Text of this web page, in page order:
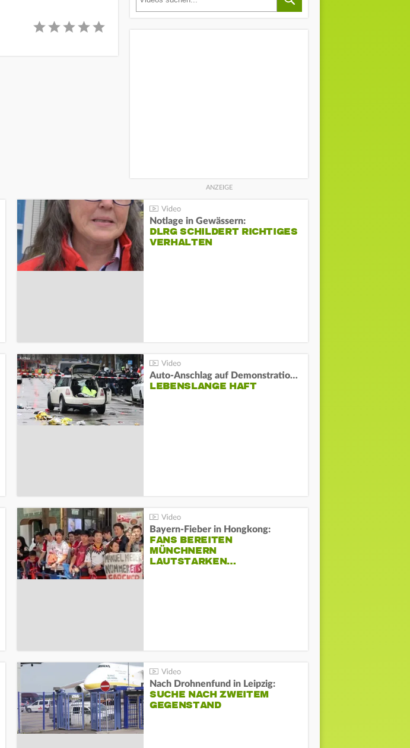
Notlage in Gewässern:
DLRG SCHILDERT RICHTIGES
VERHALTEN
Auto-Anschlag auf Demonstration in München:
LEBENSLANGE HAFT
Bayern-Fieber in Hongkong:
FANS BEREITEN
MÜNCHNERN
LAUTSTARKEN…
Nach Drohnenfund in Leipzig:
SUCHE NACH ZWEITEM
GEGENSTAND